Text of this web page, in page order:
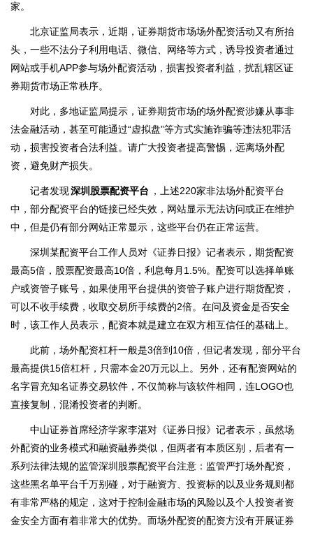
家。
北京证监局表示，近期，证券期货市场场外配资活动又有所抬
头，一些不法分子利用电话、微信、网络等方式，诱导投资者通过
网站或手机APP参与场外配资活动，损害投资者利益，扰乱辖区证
券期货市场正常秩序。
对此，多地证监局提示，证券期货市场的场外配资涉嫌从事非
法金融活动，甚至可能通过“虚拟盘”等方式实施诈骗等违法犯罪活
动，损害投资者合法利益。请广大投资者提高警惕，远离场外配
资，避免财产损失。
记者发现深圳股票配资平台 ，上述220家非法场外配资平台
中，部分配资平台的链接已经失效，网站显示无法访问或正在维护
中，但是仍有部分网站正常显示，这些平台仍在正常运营。
深圳某配资平台工作人员对《证券日报》记者表示，期货配资
最高5倍，股票配资最高10倍，利息每月1.5%。配资可以选择单账
户或资管子账号，如果使用平台提供的资管子账户进行期货配资，
可以不收手续费，收取交易所手续费的2倍。在问及资金是否安全
时，该工作人员表示，配资本就是建立在双方相互信任的基础上。
此前，场外配资杠杆一般是3倍到10倍，但记者发现，部分平台
最高提供15倍杠杆，只需本金20万元以上。另外，还有配资网站的
名字冒充知名证券交易软件，不仅简称与该软件相同，连LOGO也
直接复制，混淆投资者的判断。
中山证券首席经济学家李湛对《证券日报》记者表示，虽然场
外配资的业务模式和融资融券类似，但两者有本质区别，后者有一
系列法律法规的监管深圳股票配资平台注意：监管严打场外配资，
这些黑名单平台千万别碰，对于融资方、投资标的以及业务规则都
有非常严格的规定，这对于控制金融市场的风险以及个人投资者资
金安全方面有着非常大的优势。而场外配资的配资方没有开展证券